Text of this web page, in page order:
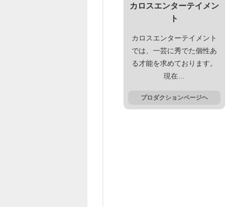
カロスエンターテイメン
ト
カロスエンターテイメント
では、一芸に秀でた個性あ
る才能を求めております。
現在…
プロダクションページヘ